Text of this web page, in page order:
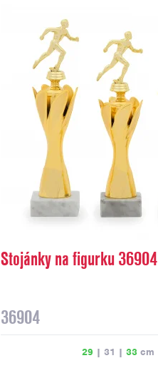
Stojánky na figurku 36904
36904
29 | 31 | 33cm